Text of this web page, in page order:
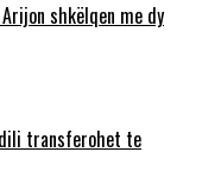
shkëlqen me dy
transferohet te